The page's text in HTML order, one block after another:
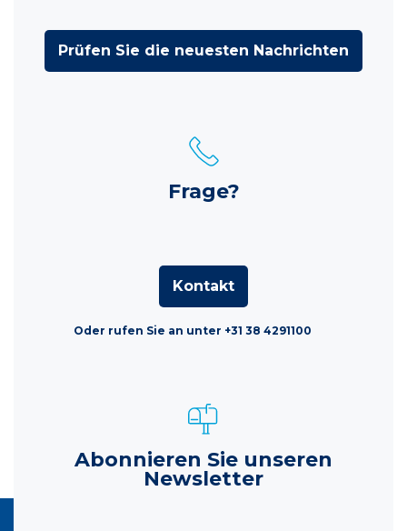
Prüfen Sie die neuesten Nachrichten
Frage?
Kontakt
Oder rufen Sie an unter +31 38 4291100
Abonnieren Sie unseren
Newsletter